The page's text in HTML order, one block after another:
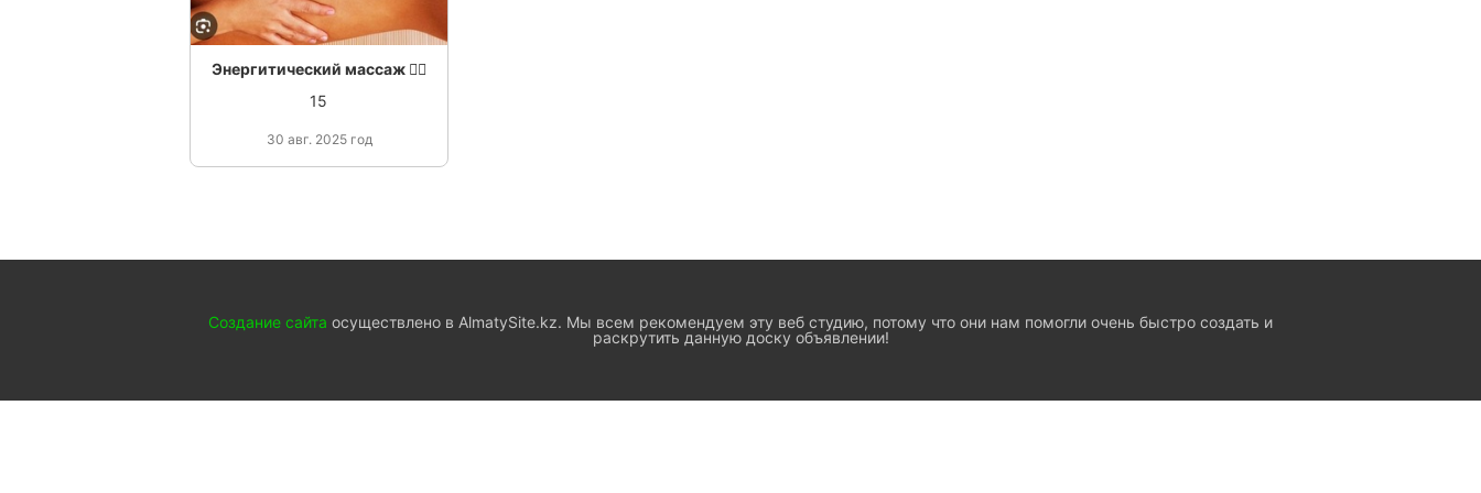
Энергитический массаж 💆‍♀️
15
30 авг. 2025 год
Создание сайта осуществлено в AlmatySite.kz. Мы всем рекомендуем эту веб студию, потому что они нам помогли очень быстро создать и
раскрутить данную доску объявлении!